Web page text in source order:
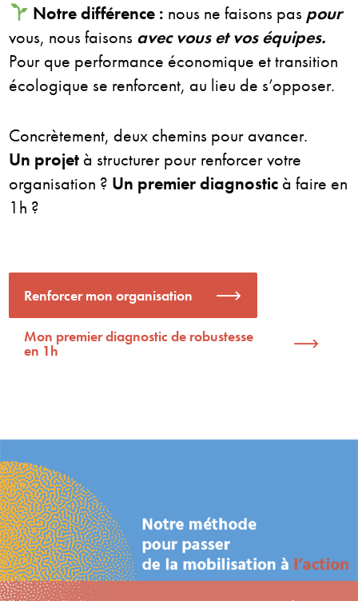
Notre différence : nous ne faisons pas pour
vous, nous faisons avec vous et vos équipes.
Pour que performance économique et transition
écologique se renforcent, au lieu de s’opposer.
Concrètement, deux chemins pour avancer.
Un projet à structurer pour renforcer votre
organisation ? Un premier diagnostic à faire en
1h ?
Renforcer mon organisation
Mon premier diagnostic de robustesse
en 1h